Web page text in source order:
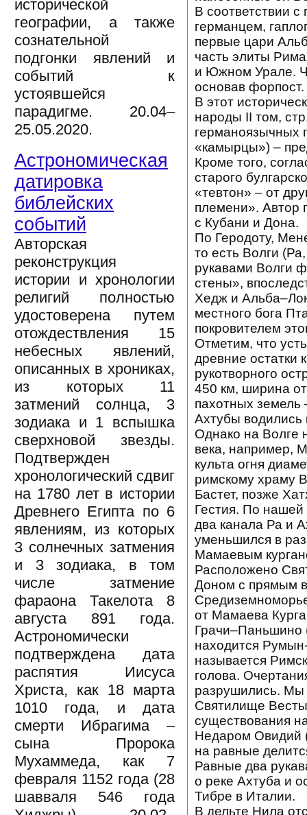
исторической
географии, а также
сознательной
подгонки явлений и
событий к
устоявшейся
парадигме. 20.04–
25.05.2020.
Астрономическая
датировка
библейских
событий
Авторская
реконструкция
истории и хронологии
религий полностью
удостоверена путем
отождествления 15
небесных явлений,
описанных в хрониках,
из которых 11
затмений солнца, 3
зодиака и 1 вспышка
сверхновой звезды.
Подтвержден
хронологический сдвиг
на 1780 лет в истории
Древнего Египта по 6
явлениям, из которых
3 солнечных затмения
и 3 зодиака, в том
числе затмение
фараона Такелота 8
августа 891 года.
Астрономически
подтверждена дата
распятия Иисуса
Христа, как 18 марта
1010 года, и дата
смерти Ибрагима –
сына Пророка
Мухаммеда, как 7
февраля 1152 года (28
шавваля 546 года
В соответствии
германцем,
первые цари
часть элиты
и Южном Урале.
основав форпост.
В этот
народы II том,
германоязычных
«камырцы») –
Кроме того,
старого
«тевтон» – от
племени». Автор
с Кубани и Дона.
По Геродоту,
то есть Волги
рукавами Волги
стены»,
Хедж и
местного бога
покровителем
Отметим, что
древние остатки
рукотворного
450 км, ширина
пахотных земель
Ахтубы водились
Однако на Волге
века, например,
культа огня
римскому храму
Бастет, позже
Гестия. По нашей
два канала Ра и
уменьшился в
Мамаевым
Расположено
Доном с прямым
от Мамаева
Грачи–Паньшино
находится
называется
голова.
разрушились. Мы
Святилище
существования
Недаром Овидий
на равные
Равные два
о реке Ахтуба и
Тибре в Италии.
В дельте Нила